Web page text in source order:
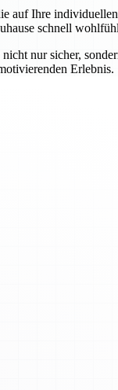
auf Ihre
schnell
nur sicher,
Erlebnis.